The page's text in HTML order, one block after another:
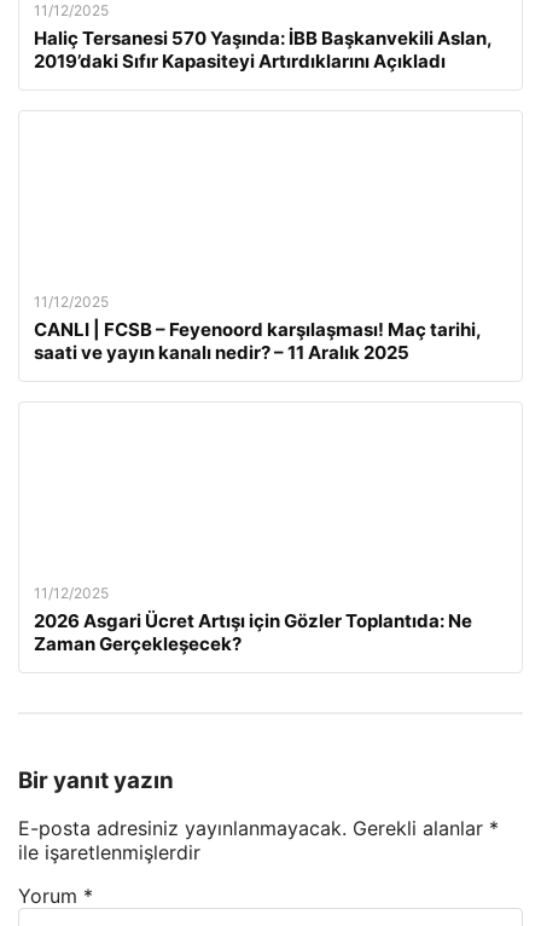
11/12/2025
Haliç Tersanesi 570 Yaşında: İBB Başkanvekili Aslan,
2019’daki Sıfır Kapasiteyi Artırdıklarını Açıkladı
11/12/2025
CANLI | FCSB – Feyenoord karşılaşması! Maç tarihi,
saati ve yayın kanalı nedir? – 11 Aralık 2025
11/12/2025
2026 Asgari Ücret Artışı için Gözler Toplantıda: Ne
Zaman Gerçekleşecek?
Bir yanıt yazın
E-posta adresiniz yayınlanmayacak. Gerekli alanlar *
ile işaretlenmişlerdir
Yorum *